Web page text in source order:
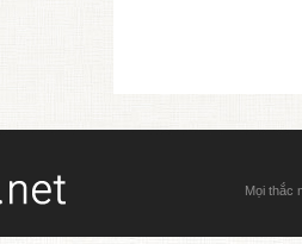
Mọi thắc